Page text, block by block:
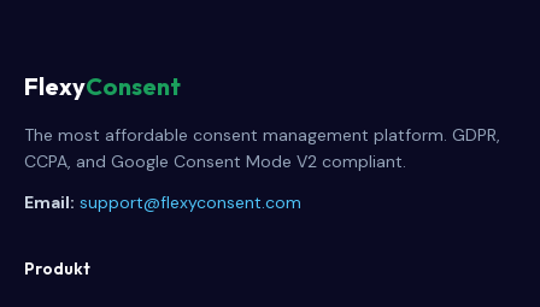
FlexyConsent
The most affordable consent management platform. GDPR,
CCPA, and Google Consent Mode V2 compliant.
Email: support@flexyconsent.com
Produkt